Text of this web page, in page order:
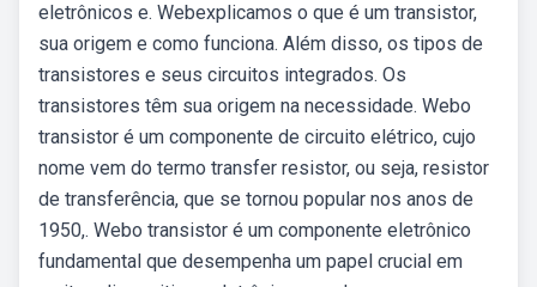
eletrônicos e. Webexplicamos o que é um transistor,
sua origem e como funciona. Além disso, os tipos de
transistores e seus circuitos integrados. Os
transistores têm sua origem na necessidade. Webo
transistor é um componente de circuito elétrico, cujo
nome vem do termo transfer resistor, ou seja, resistor
de transferência, que se tornou popular nos anos de
1950,. Webo transistor é um componente eletrônico
fundamental que desempenha um papel crucial em